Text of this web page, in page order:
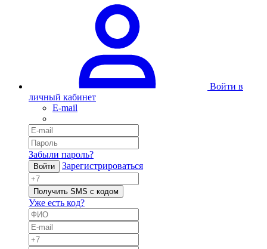
Войти в
личный кабинет
E-mail
Забыли пароль?
Войти Зарегистрироваться
Получить SMS с кодом
Уже есть код?